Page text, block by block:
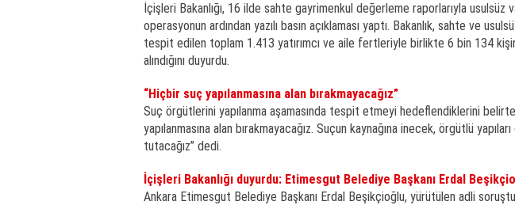
İçişleri Bakanlığı, 16 ilde sahte gayrimenkul değerleme raporlarıyla usulsüz
operasyonun ardından yazılı basın açıklaması yaptı. Bakanlık, sahte ve
tespit edilen toplam 1.413 yatırımcı ve aile fertleriyle birlikte 6 bin 134
alındığını duyurdu.
“Hiçbir suç yapılanmasına alan bırakmayacağız”
Suç örgütlerini yapılanma aşamasında tespit etmeyi hedeflendiklerini
yapılanmasına alan bırakmayacağız. Suçun kaynağına inecek, örgütlü
tutacağız” dedi.
İçişleri Bakanlığı duyurdu: Etimesgut Belediye Başkanı Erdal
Ankara Etimesgut Belediye Başkanı Erdal Beşikçioğlu, yürütülen adli